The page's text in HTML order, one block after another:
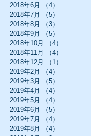
2018年6月
（4）
2018年7月
（5）
2018年8月
（3）
2018年9月
（5）
2018年10月
（4）
2018年11月
（4）
2018年12月
（1）
2019年2月
（4）
2019年3月
（5）
2019年4月
（4）
2019年5月
（4）
2019年6月
（5）
2019年7月
（4）
2019年8月
（4）